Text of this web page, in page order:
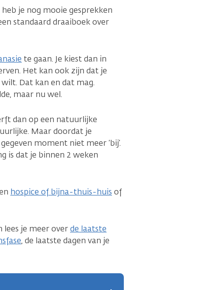
je nog mooie gesprekken
standaard draaiboek over
te gaan. Je kiest dan in
Het kan ook zijn dat je
Dat kan en dat mag.
maar nu wel.
dan op een natuurlijke
Maar doordat je
moment niet meer ‘bij’.
is dat je binnen 2 weken
hospice of bijna-thuis-huis of
lees je meer overde laatste
, de laatste dagen van je